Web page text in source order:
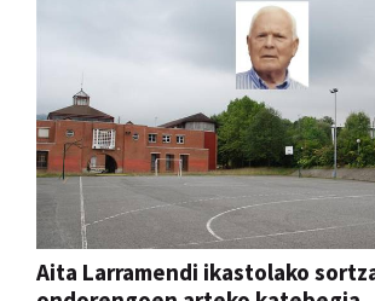
Aita Larramendi ikastolako